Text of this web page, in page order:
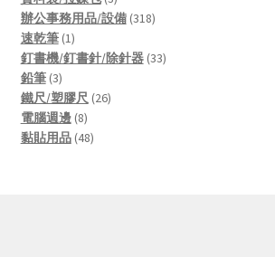
products
辦公事務用品/設備 318318
速乾筆 11
product
釘書機/釘書針/除針器 3333
鉛筆 33
products
鐵尺/塑膠尺 2626
電腦週邊 88
products
黏貼用品 4848